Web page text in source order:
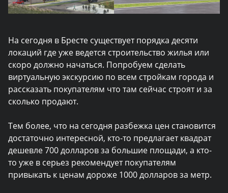
На сегодня в Бресте существует порядка десяти
локаций где уже ведется строительство жилья или
скоро должно начаться. Попробуем сделать
виртуальную экскурсию по всем стройкам города и
рассказать покупателям что там сейчас строят и за
сколько продают.
Тем более, что на сегодня разбежка цен становится
достаточно интересной, кто-то предлагает квадрат
дешевле 700 долларов за большие площади, а кто-
то уже в серьез рекомендует покупателям
привыкать к ценам дороже 1000 долларов за метр.